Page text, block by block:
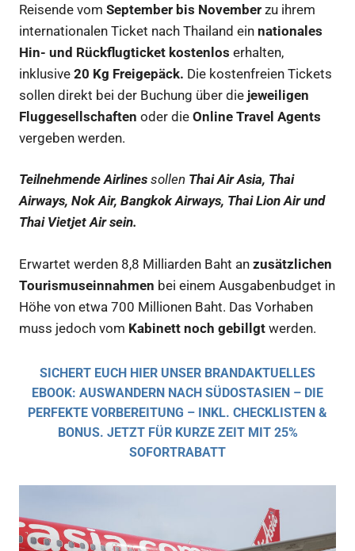
Reisende vom September bis November zu ihrem
internationalen Ticket nach Thailand ein nationales
Hin- und Rückflugticket kostenlos erhalten,
inklusive 20 Kg Freigepäck. Die kostenfreien Tickets
sollen direkt bei der Buchung über die jeweiligen
Fluggesellschaften oder die Online Travel Agents
vergeben werden.
Teilnehmende Airlines sollen Thai Air Asia, Thai
Airways, Nok Air, Bangkok Airways, Thai Lion Air und
Thai Vietjet Air sein.
Erwartet werden 8,8 Milliarden Baht an zusätzlichen
Tourismuseinnahmen bei einem Ausgabenbudget in
Höhe von etwa 700 Millionen Baht. Das Vorhaben
muss jedoch vom Kabinett noch gebillgt werden.
SICHERT EUCH HIER UNSER BRANDAKTUELLES
EBOOK: AUSWANDERN NACH SÜDOSTASIEN – DIE
PERFEKTE VORBEREITUNG – INKL. CHECKLISTEN &
BONUS. JETZT FÜR KURZE ZEIT MIT 25%
SOFORTRABATT